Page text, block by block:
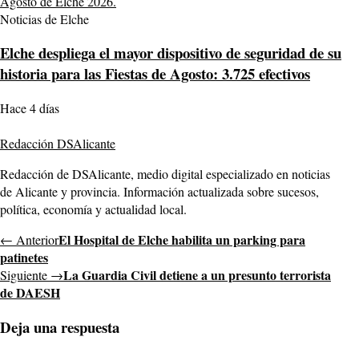
Noticias de Elche
Elche despliega el mayor dispositivo de seguridad de su
historia para las Fiestas de Agosto: 3.725 efectivos
Hace 4 días
Redacción DSAlicante
Redacción de DSAlicante, medio digital especializado en noticias
de Alicante y provincia. Información actualizada sobre sucesos,
política, economía y actualidad local.
← AnteriorEl Hospital de Elche habilita un parking para
patinetes
Siguiente →La Guardia Civil detiene a un presunto terrorista
de DAESH
Deja una respuesta